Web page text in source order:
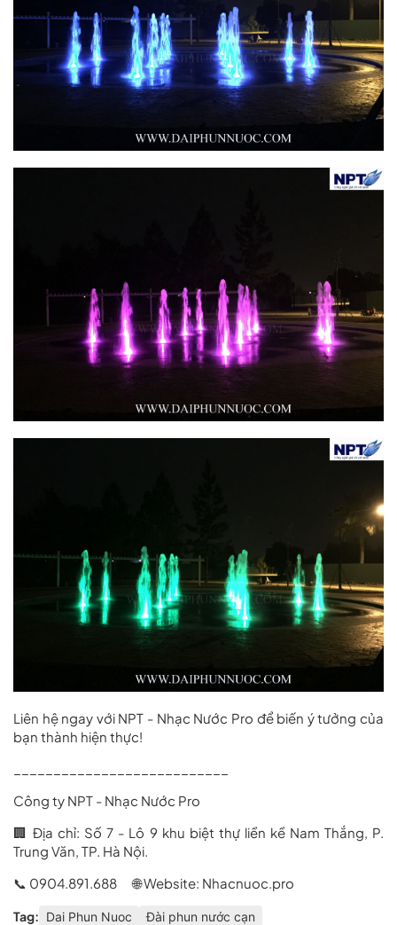
Liên hệ ngay với NPT - Nhạc Nước Pro để biến ý tưởng của
bạn thành hiện thực!
Công ty NPT - Nhạc Nước Pro
🏢 Địa chỉ: Số 7 - Lô 9 khu biệt thự liền kề Nam Thắng, P.
Trung Văn, TP. Hà Nội.
📞 0904.891.688 🌐 Website: Nhacnuoc.pro
Tag: Dai Phun Nuoc Đài phun nước cạn